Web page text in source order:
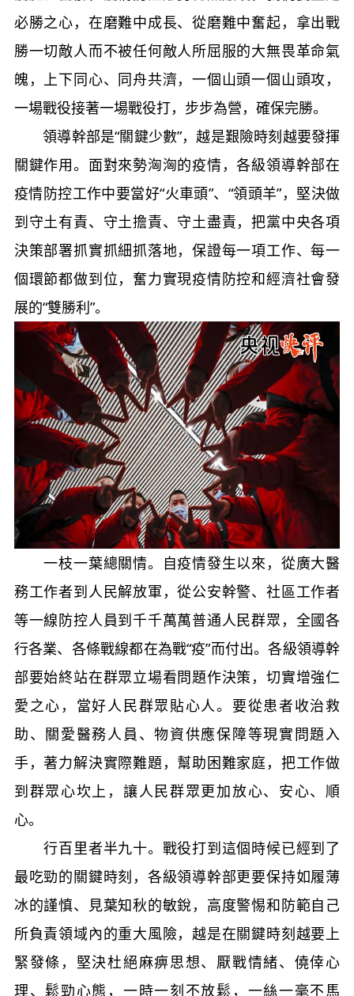
必勝之心，在磨難中成長、從磨難中奮起，拿出戰
勝一切敵人而不被任何敵人所屈服的大無畏革命氣
魄，上下同心、同舟共濟，一個山頭一個山頭攻，
一場戰役接著一場戰役打，步步為營，確保完勝。
領導幹部是“關鍵少數”，越是艱險時刻越要發揮
關鍵作用。面對來勢洶洶的疫情，各級領導幹部在
疫情防控工作中要當好“火車頭”、“領頭羊”，堅決做
到守土有責、守土擔責、守土盡責，把黨中央各項
決策部署抓實抓細抓落地，保證每一項工作、每一
個環節都做到位，奮力實現疫情防控和經濟社會發
展的“雙勝利”。
一枝一葉總關情。自疫情發生以來，從廣大醫
務工作者到人民解放軍，從公安幹警、社區工作者
等一線防控人員到千千萬萬普通人民群眾，全國各
行各業、各條戰線都在為戰“疫”而付出。各級領導幹
部要始終站在群眾立場看問題作決策，切實增強仁
愛之心，當好人民群眾貼心人。要從患者收治救
助、關愛醫務人員、物資供應保障等現實問題入
手，著力解決實際難題，幫助困難家庭，把工作做
到群眾心坎上，讓人民群眾更加放心、安心、順
心。
行百里者半九十。戰役打到這個時候已經到了
最吃勁的關鍵時刻，各級領導幹部更要保持如履薄
冰的謹慎、見葉知秋的敏銳，高度警惕和防範自己
所負責領域內的重大風險，越是在關鍵時刻越要上
緊發條，堅決杜絕麻痹思想、厭戰情緒、僥倖心
理、鬆勁心態，一時一刻不放鬆，一絲一毫不馬